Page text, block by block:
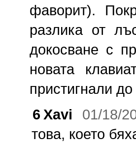
фаворит).
разлика от
докосване с
новата
пристигнали до
6 Xavi
01/18/
това, което